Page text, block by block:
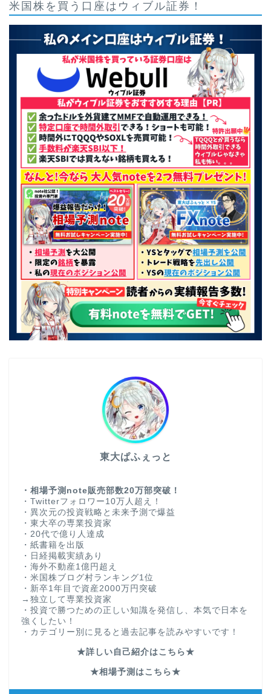
米国株を買う口座はウィブル証券！
東大ぱふぇっと
・相場予測note販売部数20万部突破！
・Twitterフォロワー10万人超え！
・異次元の投資戦略と未来予測で爆益
・東大卒の専業投資家
・20代で億り人達成
・紙書籍を出版
・日経掲載実績あり
・海外不動産1億円超え
・米国株ブログ村ランキング1位
・新卒1年目で資産2000万円突破
→独立して専業投資家
・投資で勝つための正しい知識を発信し、本気で日本を
強くしたい！
・カテゴリー別に見ると過去記事を読みやすいです！
★詳しい自己紹介はこちら★
★相場予測はこちら★